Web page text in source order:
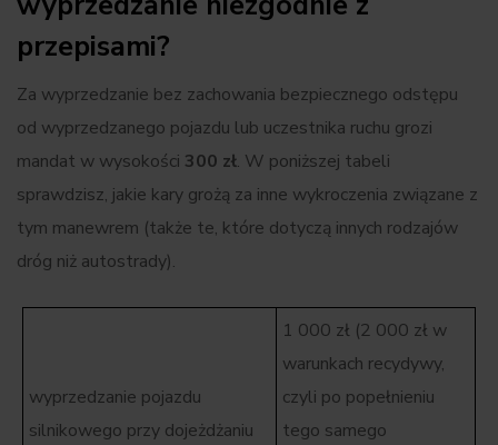
przepisami?
Za wyprzedzanie bez zachowania bezpiecznego odstępu
od wyprzedzanego pojazdu lub uczestnika ruchu grozi
mandat w wysokości 300 zł. W poniższej tabeli
sprawdzisz, jakie kary grożą za inne wykroczenia związane z
tym manewrem (także te, które dotyczą innych rodzajów
dróg niż autostrady).
wyprzedzanie pojazdu
silnikowego przy dojeżdżaniu
1 000 zł (2 000 zł w
warunkach recydywy,
czyli po popełnieniu
tego samego